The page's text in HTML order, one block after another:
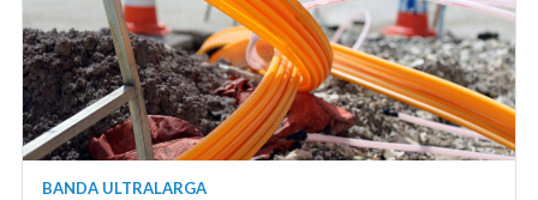
BANDA ULTRALARGA